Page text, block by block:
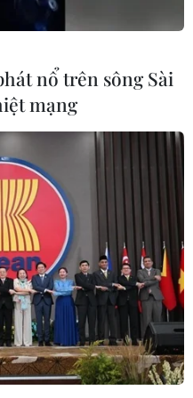
bảng?
tính
Nam
ngôi
thế giới
nổ trên sông Sài
mạng